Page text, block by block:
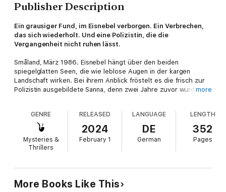
Publisher Description
Ein grausiger Fund, im Eisnebel verborgen. Ein Verbrechen,
das sich wiederholt. Und eine Polizistin, die die
Vergangenheit nicht ruhen lässt.
Småland, März 1986. Eisnebel hängt über den beiden
spiegelglatten Seen, die wie leblose Augen in der kargen
Landschaft wirken. Bei ihrem Anblick fröstelt es die frisch zur
Polizistin ausgebildete Sanna, denn zwei Jahre zuvor wurden
Mörder sitzt seitdem hinter Gittern – zumindest glauben das
die Einwohner des Dorfes Augu. Als Sanna erfährt, dass erneut
ein Mädchen aus dem Ort vermisst wird, stellt sie auf eigene
Faust Nachforschungen an und stößt auf Unstimmigkeiten in
der damaligen Beweisführung. Auch wenn die Einwohner ihr mit
verfängt, desto entschlossener ist sie, die Wahrheit ans Licht
zu zerren und das verschwundene Mädchen zu finden, bevor
more
GENRE
Mysteries &
Thrillers
RELEASED
2024
February 1
LANGUAGE
DE
German
LENGTH
352
Pages
More Books Like This